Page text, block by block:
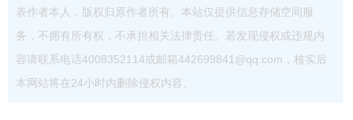
表作者本人，版权归原作者所有。本站仅提供信息存储空间服
务，不拥有所有权，不承担相关法律责任。若发现侵权或违规内
容请联系电话4008352114或邮箱442699841@qq.com，核实后
本网站将在24小时内删除侵权内容。